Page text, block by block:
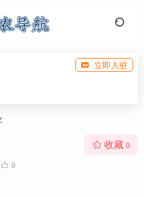
立即入驻
0
收藏 0